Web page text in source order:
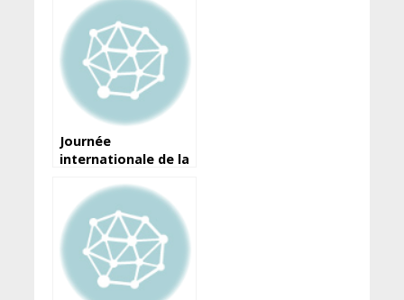
Journée
internationale de la
Voici la déclaration
du ministre de
l’Information et de
la Communication